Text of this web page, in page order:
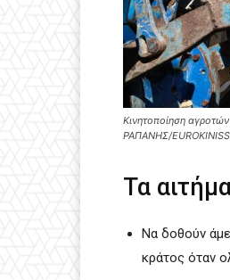
Κινητοποίηση
ΡΑΠΑΝΗΣ/
Τα
Να δοθούν
κράτος όταν